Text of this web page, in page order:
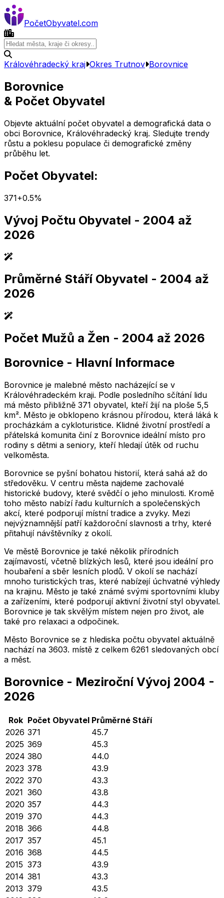
PočetObyvatel.com
Královéhradecký kraj Okres Trutnov Borovnice
Borovnice
& Počet Obyvatel
Objevte aktuální počet obyvatel a demografická data o
obci Borovnice, Královéhradecký kraj. Sledujte trendy
růstu a poklesu populace či demografické změny
průběhu let.
Počet Obyvatel:
371+0.5%
Vývoj Počtu Obyvatel - 2004 až
2026
2,005 2,010 2,015 2,020 2,025
2,005 2,010 2,015 2,020 2,025
Průměrné Stáří Obyvatel - 2004 až
2026
2,005 2,010 2,015 2,020 2,025
2,005 2,010 2,015 2,020 2,025
Počet Mužů a Žen - 2004 až 2026
Borovnice - Hlavní Informace
Borovnice je malebné město nacházející se v
Královéhradeckém kraji. Podle posledního sčítání lidu
má město přibližně 371 obyvatel, kteří žijí na ploše 5,5
km². Město je obklopeno krásnou přírodou, která láká k
procházkám a cykloturistice. Klidné životní prostředí a
přátelská komunita činí z Borovnice ideální místo pro
rodiny s dětmi a seniory, kteří hledají útěk od ruchu
velkoměsta.
Borovnice se pyšní bohatou historií, která sahá až do
středověku. V centru města najdeme zachovalé
historické budovy, které svědčí o jeho minulosti. Kromě
toho město nabízí řadu kulturních a společenských
akcí, které podporují místní tradice a zvyky. Mezi
nejvýznamnější patří každoroční slavnosti a trhy, které
přitahují návštěvníky z okolí.
Ve městě Borovnice je také několik přírodních
zajímavostí, včetně blízkých lesů, které jsou ideální pro
houbaření a sběr lesních plodů. V okolí se nachází
mnoho turistických tras, které nabízejí úchvatné výhledy
na krajinu. Město je také známé svými sportovními kluby
a zařízeními, které podporují aktivní životní styl obyvatel.
Borovnice je tak skvělým místem nejen pro život, ale
také pro relaxaci a odpočinek.
Město Borovnice se z hlediska počtu obyvatel aktuálně
nachází na 3603. místě z celkem 6261 sledovaných obcí
a měst.
Borovnice - Meziroční Vývoj 2004 -
2026
Rok Počet Obyvatel Průměrné Stáří
2026 371
45.7
2025 369
45.3
2024 380
44.0
2023 378
43.9
2022 370
43.3
2021 360
43.8
2020 357
44.3
2019 370
44.3
2018 366
44.8
2017 357
45.1
2016 368
44.5
2015 373
43.9
2014 381
43.3
2013 379
43.5